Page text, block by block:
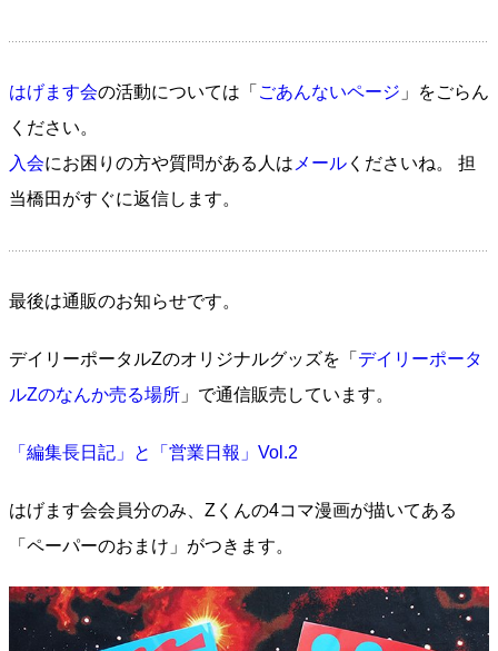
はげます会の活動については「 ごあんないページ 」をごらん
ください。
入会にお困りの方や質問がある人は メール くださいね。 担
当橋田がすぐに返信します。
最後は通販のお知らせです。
デイリーポータルZのオリジナルグッズを「 デイリーポータ
ルZのなんか売る場所 」で通信販売しています。
「編集長日記」と「営業日報」Vol.2
はげます会会員分のみ、Zくんの4コマ漫画が描いてある
「ペーパーのおまけ」がつきます。